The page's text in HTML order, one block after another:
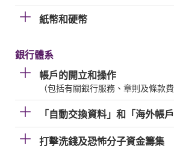
紙幣和硬幣
銀行體系
帳戶的開立和操作
（包括有關銀行服務、章則及條款
「自動交換資料」和「海外帳
打擊洗錢及恐怖分子資金籌集